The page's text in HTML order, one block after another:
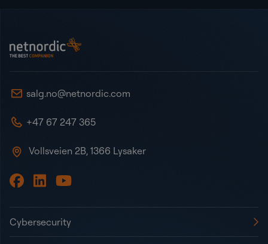
NetNordic Norway
salg.no@netnordic.com
+47 67 247 365
Vollsveien 2B, 1366 Lysaker
Cybersecurity